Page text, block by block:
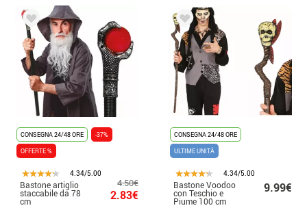
CONSEGNA 24/48 ORE
-37%
OFFERTE %
4.34/5.00
Bastone artiglio
staccabile da 78
cm
4.50€
2.83€
CONSEGNA 24/48 ORE
ULTIME UNITÀ
4.34/5.00
Bastone Voodoo
con Teschio e
Piume 100 cm
9.99€